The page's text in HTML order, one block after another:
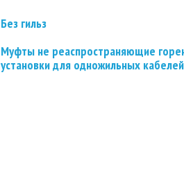
Без гильз
Муфты не реаспространяющие
установки для одножильных